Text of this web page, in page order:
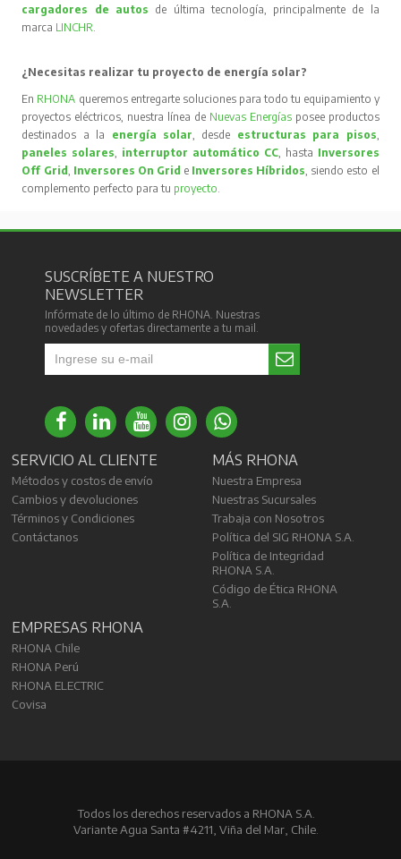
cargadores de autos de última tecnología, principalmente de la
marca LINCHR.
¿Necesitas realizar tu proyecto de energía solar?
En RHONA queremos entregarte soluciones para todo tu equipamiento y
proyectos eléctricos, nuestra línea de Nuevas Energíasposee productos
destinados a la energía solar, desde estructuras para pisos,
paneles solares, interruptor automático CC, hasta Inversores
Off Grid, Inversores On Grid e Inversores Híbridos, siendo esto el
complemento perfecto para tu proyecto.
SUSCRÍBETE A NUESTRO
NEWSLETTER
Infórmate de lo último de RHONA. Nuestras
novedades y ofertas directamente a tu mail.
SERVICIO AL CLIENTE
Métodos y costos de envío
Cambios y devoluciones
Términos y Condiciones
Contáctanos
MÁS RHONA
Nuestra Empresa
Nuestras Sucursales
Trabaja con Nosotros
Política del SIG RHONA S.A.
Política de Integridad
RHONA S.A.
Código de Ética RHONA
S.A.
EMPRESAS RHONA
RHONA Chile
RHONA Perú
RHONA ELECTRIC
Covisa
Todos los derechos reservados a RHONA S.A.
Variante Agua Santa #4211, Viña del Mar, Chile.